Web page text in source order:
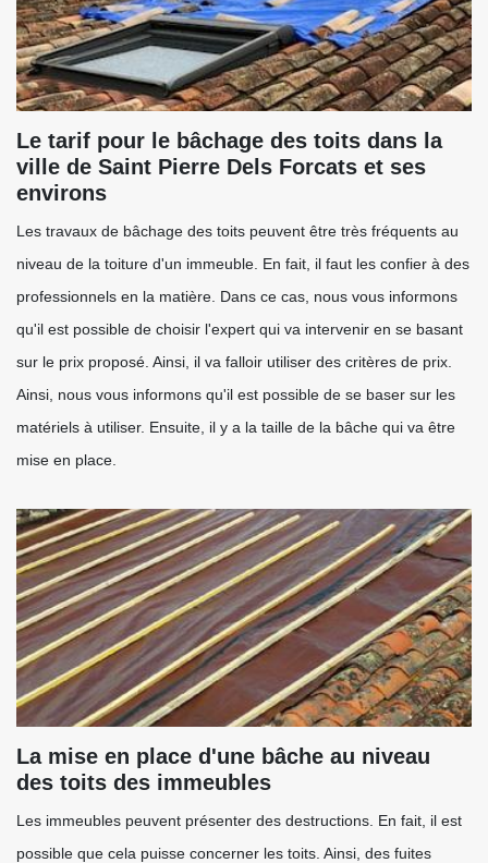
Le tarif pour le bâchage des toits dans la
ville de Saint Pierre Dels Forcats et ses
environs
Les travaux de bâchage des toits peuvent être très fréquents au
niveau de la toiture d'un immeuble. En fait, il faut les confier à des
professionnels en la matière. Dans ce cas, nous vous informons
qu'il est possible de choisir l'expert qui va intervenir en se basant
sur le prix proposé. Ainsi, il va falloir utiliser des critères de prix.
Ainsi, nous vous informons qu'il est possible de se baser sur les
matériels à utiliser. Ensuite, il y a la taille de la bâche qui va être
mise en place.
La mise en place d'une bâche au niveau
des toits des immeubles
Les immeubles peuvent présenter des destructions. En fait, il est
possible que cela puisse concerner les toits. Ainsi, des fuites